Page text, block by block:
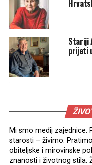
Stariji
prijeti
.
Mi smo medij zajednice.
starosti – živimo.
obiteljske i mirovinske
znanosti i životnog stila.